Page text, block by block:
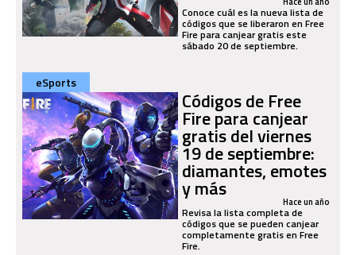
Conoce cuál es la nueva lista de
códigos que se liberaron en Free
Fire para canjear gratis este
sábado 20 de septiembre.
eSports
Códigos de Free
Fire para canjear
gratis del viernes
19 de septiembre:
diamantes, emotes
y más Hace un año
Revisa la lista completa de
códigos que se pueden canjear
completamente gratis en Free
Fire.